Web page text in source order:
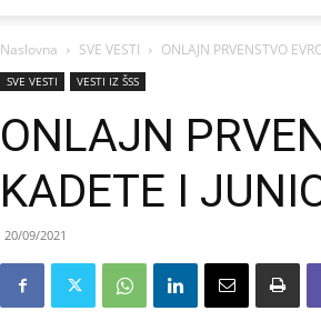
Naslovna SVE VESTI ONLAJN PRVENSTVO
SVE VESTI VESTI IZ ŠSS
ONLAJN
KADETE I
20/09/2021